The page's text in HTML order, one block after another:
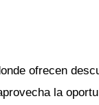
ofrecen
la